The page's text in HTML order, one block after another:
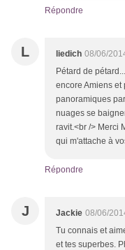
Répondre
L liedich 08/06/
Pétard de
encore Amiens et
panoramiques
nuages se
ravit.<br /> Merci
qui m'attache à
Répondre
J Jackie 08/06/
Tu connais et
et tes superbes.